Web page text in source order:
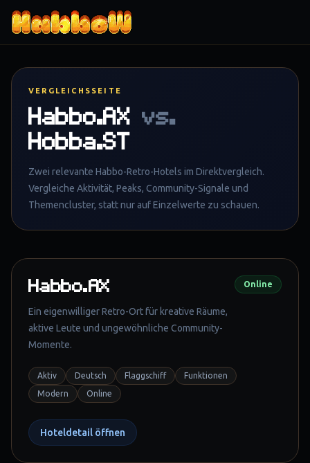
Zum Inhalt springen
VERGLEICHSSEITE
Habbo.AX vs.
Hobba.ST
Zwei relevante Habbo-Retro-Hotels im Direktvergleich.
Vergleiche Aktivität, Peaks, Community-Signale und
Themencluster, statt nur auf Einzelwerte zu schauen.
Habbo.AX
Ein eigenwilliger Retro-Ort für kreative Räume,
aktive Leute und ungewöhnliche Community-
Momente.
Online
Aktiv Deutsch Flaggschiff
Funktionen
Modern
Online
Hoteldetail öffnen